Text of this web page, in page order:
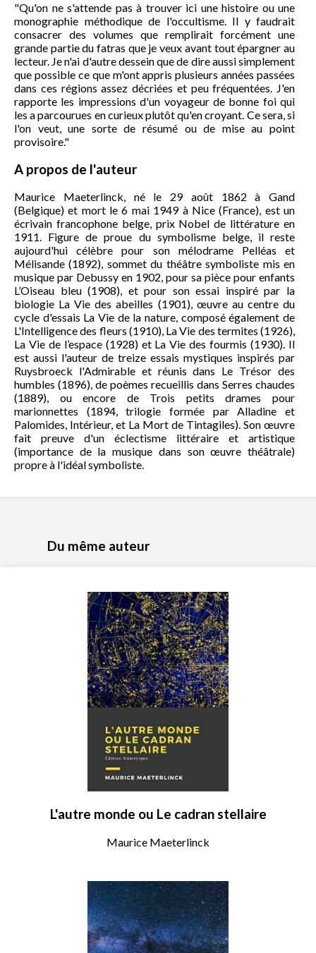
"Qu'on ne s'attende pas à trouver ici une histoire ou une
monographie méthodique de l'occultisme. Il y faudrait
consacrer des volumes que remplirait forcément une
grande partie du fatras que je veux avant tout épargner au
lecteur. Je n'ai d'autre dessein que de dire aussi simplement
que possible ce que m'ont appris plusieurs années passées
dans ces régions assez décriées et peu fréquentées. J'en
rapporte les impressions d'un voyageur de bonne foi qui
les a parcourues en curieux plutôt qu'en croyant. Ce sera, si
l'on veut, une sorte de résumé ou de mise au point
provisoire."
A propos de l'auteur
Maurice Maeterlinck, né le 29 août 1862 à Gand
(Belgique) et mort le 6 mai 1949 à Nice (France), est un
écrivain francophone belge, prix Nobel de littérature en
1911. Figure de proue du symbolisme belge, il reste
aujourd'hui célèbre pour son mélodrame Pelléas et
Mélisande (1892), sommet du théâtre symboliste mis en
musique par Debussy en 1902, pour sa pièce pour enfants
L’Oiseau bleu (1908), et pour son essai inspiré par la
biologie La Vie des abeilles (1901), œuvre au centre du
cycle d'essais La Vie de la nature, composé également de
L'Intelligence des fleurs (1910), La Vie des termites (1926),
La Vie de l’espace (1928) et La Vie des fourmis (1930). Il
est aussi l'auteur de treize essais mystiques inspirés par
Ruysbroeck l'Admirable et réunis dans Le Trésor des
humbles (1896), de poèmes recueillis dans Serres chaudes
(1889), ou encore de Trois petits drames pour
marionnettes (1894, trilogie formée par Alladine et
Palomides, Intérieur, et La Mort de Tintagiles). Son œuvre
fait preuve d'un éclectisme littéraire et artistique
(importance de la musique dans son œuvre théâtrale)
propre à l'idéal symboliste.
Du même auteur
L'autre monde ou Le cadran stellaire
Maurice Maeterlinck